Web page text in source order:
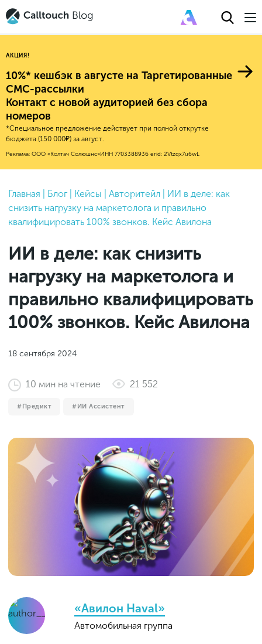
Авторитейл
Финансы
Е-коммерс
Недвижимость
HoReCa
Услуги
Фитнес
2025
2024
2022
2021
2019
2018
2017
2016
Новые продукты
Эксплейнеры
Обновления продуктов Calltouch
Обучение работы с инструментами
Calltouch
Индекс здоровья российского
Mental Health
Исследование Out Of Cloud
Привлечение
Конверсия
Аналитика
Процессы и управление
Финансы и бухгалтерия
Законы и документы
Старт и идеи
Инструменты и сервисы
Продажи и маркетплейсы
Словарь маркетолога
Callday
MeetUp
Вебинары и практикумы
АКЦИЯ!
10%* кешбэк в августе на Таргетированные
СМС-рассылки
Контакт с новой аудиторией без сбора
номеров
*Специальное предложение действует при полной открутке
бюджета (150 000₽) за август.
Реклама: ООО «Колтач Солюшнс»ИНН 7703388936 erid: 2Vtzqx7u6wL
Главная Блог Кейсы Авторитейл
ИИ в деле: как
снизить нагрузку на маркетолога и правильно
квалифицировать 100% звонков. Кейс Авилона
ИИ в деле: как снизить
нагрузку на маркетолога и
правильно квалифицировать
100% звонков. Кейс Авилона
18 сентября 2024
10 мин на чтение 21 552
Предикт ИИ Ассистент
«Авилон Haval»
Автомобильная группа